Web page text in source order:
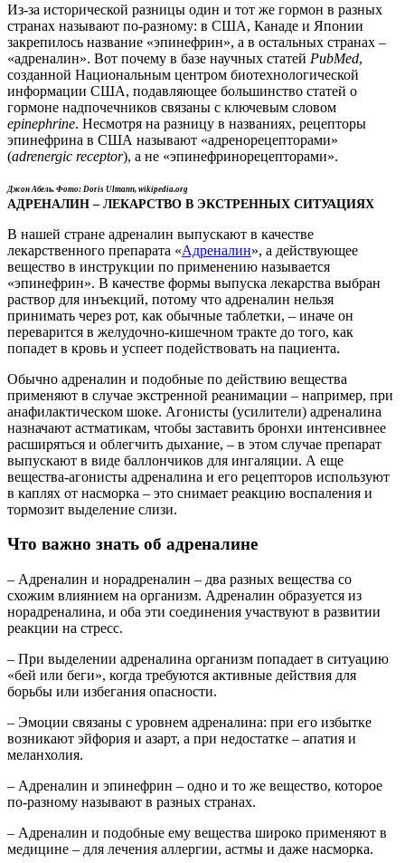
Из-за исторической разницы один и тот же гормон в разных
странах называют по-разному: в США, Канаде и Японии
закрепилось название «эпинефрин», а в остальных странах –
«адреналин». Вот почему в базе научных статей PubMed,
созданной Национальным центром биотехнологической
информации США, подавляющее большинство статей о
гормоне надпочечников связаны с ключевым словом
epinephrine. Несмотря на разницу в названиях, рецепторы
эпинефрина в США называют «адренорецепторами»
(adrenergic receptor), а не «эпинефринорецепторами».
Джон Абель. Фото: Doris Ulmann, wikipedia.org
АДРЕНАЛИН – ЛЕКАРСТВО В ЭКСТРЕННЫХ СИТУАЦИЯХ
В нашей стране адреналин выпускают в качестве
лекарственного препарата «Адреналин», а действующее
вещество в инструкции по применению называется
«эпинефрин». В качестве формы выпуска лекарства выбран
раствор для инъекций, потому что адреналин нельзя
принимать через рот, как обычные таблетки, – иначе он
переварится в желудочно-кишечном тракте до того, как
попадет в кровь и успеет подействовать на пациента.
Обычно адреналин и подобные по действию вещества
применяют в случае экстренной реанимации – например, при
анафилактическом шоке. Агонисты (усилители) адреналина
назначают астматикам, чтобы заставить бронхи интенсивнее
расширяться и облегчить дыхание, – в этом случае препарат
выпускают в виде баллончиков для ингаляции. А еще
вещества-агонисты адреналина и его рецепторов используют
в каплях от насморка – это снимает реакцию воспаления и
тормозит выделение слизи.
Что важно знать об адреналине
– Адреналин и норадреналин – два разных вещества со
схожим влиянием на организм. Адреналин образуется из
норадреналина, и оба эти соединения участвуют в развитии
реакции на стресс.
– При выделении адреналина организм попадает в ситуацию
«бей или беги», когда требуются активные действия для
борьбы или избегания опасности.
– Эмоции связаны с уровнем адреналина: при его избытке
возникают эйфория и азарт, а при недостатке – апатия и
меланхолия.
– Адреналин и эпинефрин – одно и то же вещество, которое
по-разному называют в разных странах.
– Адреналин и подобные ему вещества широко применяют в
медицине – для лечения аллергии, астмы и даже насморка.